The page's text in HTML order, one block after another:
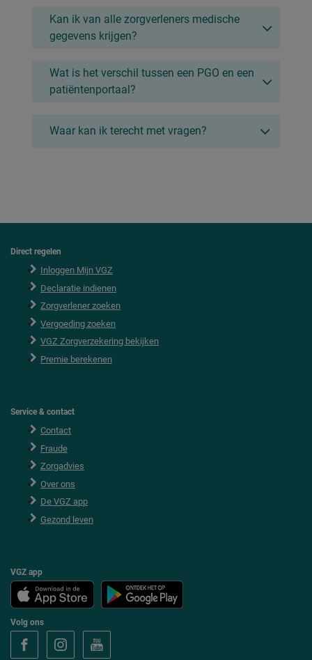
Kan ik van alle zorgverleners medische
gegevens krijgen?
Wat is het verschil tussen een PGO en een
patiëntenportaal?
Waar kan ik terecht met vragen?
Direct regelen
Inloggen Mijn VGZ
Declaratie indienen
Zorgverlener zoeken
Vergoeding zoeken
VGZ Zorgverzekering bekijken
Premie berekenen
Service & contact
Contact
Fraude
Zorgadvies
Over ons
De VGZ app
Gezond leven
VGZ app
Volg ons